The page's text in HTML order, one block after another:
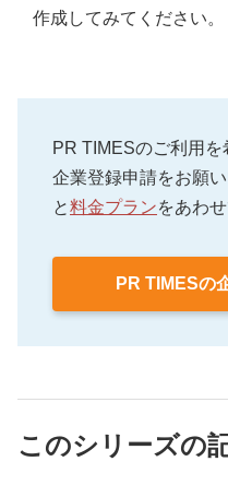
作成してみてください。
PR TIMESのご利用
企業登録申請をお願い
と料金プランをあわ
PR TIMESの
このシリーズの